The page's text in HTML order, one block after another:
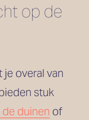
op de
overal van
stuk
de duinen
of